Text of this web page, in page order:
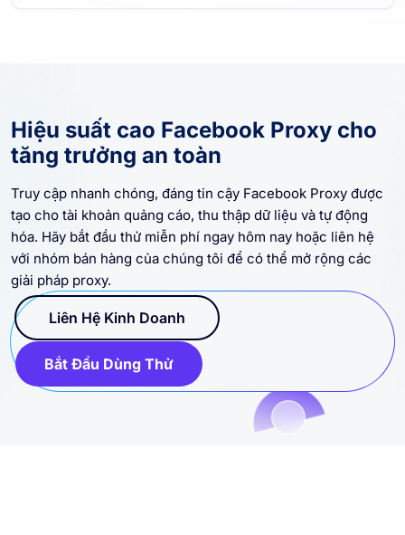
Hiệu suất cao Facebook Proxy cho
tăng trưởng an toàn
Truy cập nhanh chóng, đáng tin cậy Facebook Proxy được
tạo cho tài khoản quảng cáo, thu thập dữ liệu và tự động
hóa. Hãy bắt đầu thử miễn phí ngay hôm nay hoặc liên hệ
với nhóm bán hàng của chúng tôi để có thể mở rộng các
giải pháp proxy.
Liên Hệ Kinh Doanh
Bắt Đầu Dùng Thử